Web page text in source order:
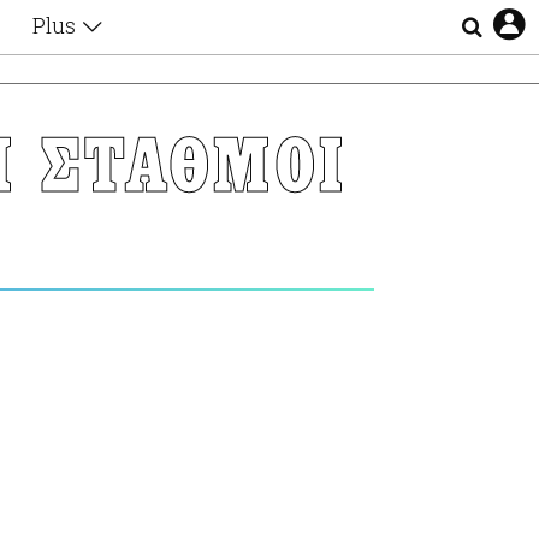
Plus
Αφιερώματα
Ζώδια
Απώλειες
ΣΤΑΘΜΟΙ